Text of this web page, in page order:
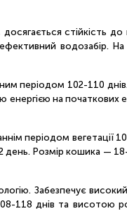
стійкість до
водозабір. На
періодом 102-110
на початкових
періодом вегетації
Розмір кошика —
Забезпечує
118 днів та висотою